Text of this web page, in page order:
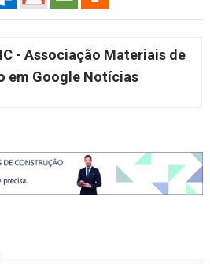
- Associação Materiais de
em Google Notícias